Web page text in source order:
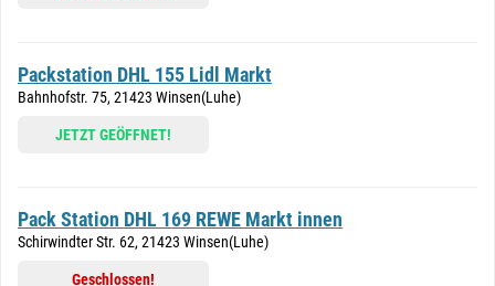
Packstation DHL 155 Lidl Markt
Bahnhofstr. 75, 21423 Winsen(Luhe)
JETZT GEÖFFNET!
Pack Station DHL 169 REWE Markt innen
Schirwindter Str. 62, 21423 Winsen(Luhe)
Geschlossen!